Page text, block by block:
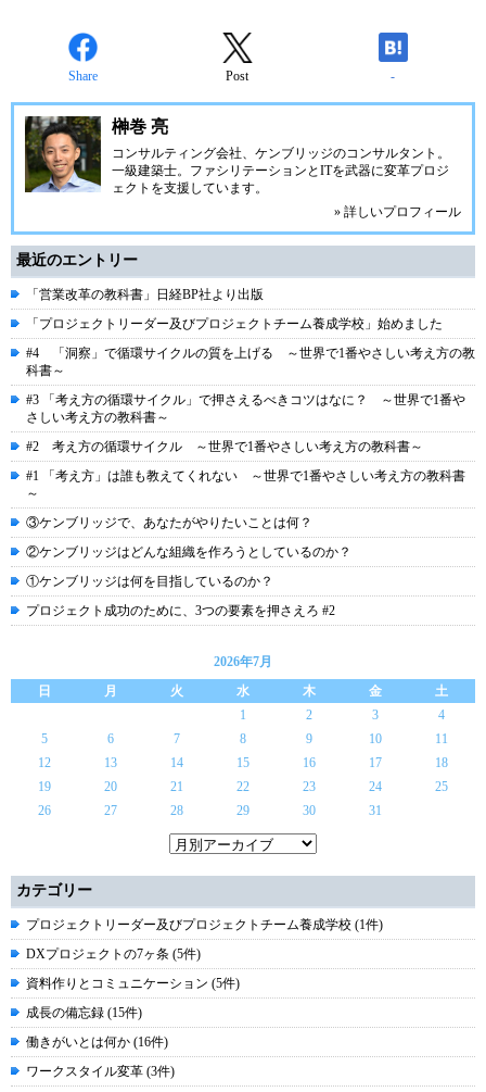
Share Post -
榊巻 亮
コンサルティング会社、ケンブリッジのコンサルタント。
一級建築士。ファシリテーションとITを武器に変革プロジ
ェクトを支援しています。
» 詳しいプロフィール
最近のエントリー
「営業改革の教科書」日経BP社より出版
「プロジェクトリーダー及びプロジェクトチーム養成学校」始めました
#4 「洞察」で循環サイクルの質を上げる ～世界で1番やさしい考え方の教
科書～
#3 「考え方の循環サイクル」で押さえるべきコツはなに？ ～世界で1番や
さしい考え方の教科書～
#2 考え方の循環サイクル ～世界で1番やさしい考え方の教科書～
#1 「考え方」は誰も教えてくれない ～世界で1番やさしい考え方の教科書
～
③ケンブリッジで、あなたがやりたいことは何？
②ケンブリッジはどんな組織を作ろうとしているのか？
①ケンブリッジは何を目指しているのか？
プロジェクト成功のために、3つの要素を押さえろ #2
2026年7月
日
月 火 水 木 金
土
1
2 3
4
5
6 7 8 9 10
11
12
13 14 15 16 17
18
19
20 21 22 23 24
25
26
27 28 29 30 31
カテゴリー
プロジェクトリーダー及びプロジェクトチーム養成学校 (1件)
DXプロジェクトの7ヶ条 (5件)
資料作りとコミュニケーション (5件)
成長の備忘録 (15件)
働きがいとは何か (16件)
ワークスタイル変革 (3件)